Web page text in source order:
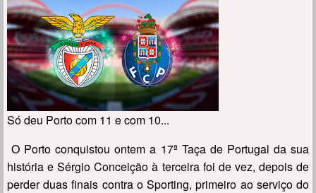
Só deu Porto com 11 e com 10...
O Porto conquistou ontem a 17ª Taça de Portugal da sua
história e Sérgio Conceição à terceira foi de vez, depois de
perder duas finais contra o Sporting, primeiro ao serviço do